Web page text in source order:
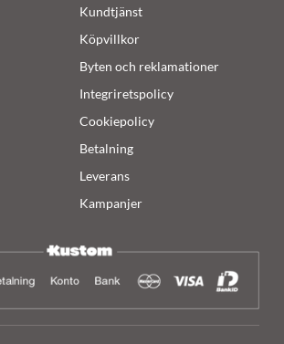
Kundtjänst
Köpvillkor
Byten och reklamationer
Integriretspolicy
Cookiepolicy
Betalning
Leverans
Kampanjer